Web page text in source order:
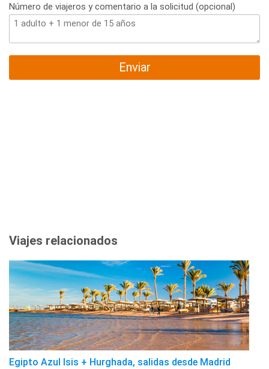
Número de viajeros y comentario a la solicitud (opcional)
Enviar
Viajes relacionados
Egipto Azul Isis + Hurghada, salidas desde Madrid